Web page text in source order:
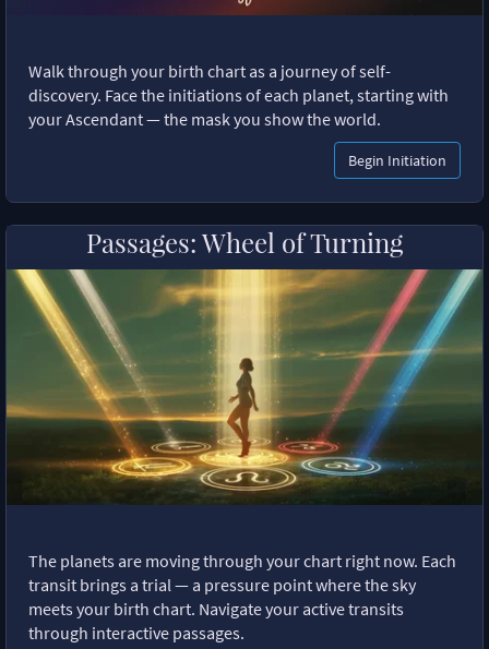
Walk through your birth chart as a journey of self-
discovery. Face the initiations of each planet, starting with
your Ascendant — the mask you show the world.
Begin Initiation
Passages: Wheel of Turning
The planets are moving through your chart right now. Each
transit brings a trial — a pressure point where the sky
meets your birth chart. Navigate your active transits
through interactive passages.